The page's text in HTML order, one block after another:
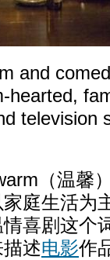
and
hearted,
television
（温馨
庭生活为
喜剧这个
述电影作